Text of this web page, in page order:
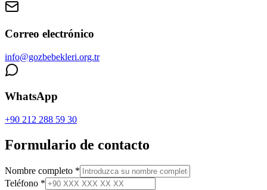
Correo electrónico
info@gozbebekleri.org.tr
WhatsApp
+90 212 288 59 30
Formulario de contacto
Nombre completo *
Teléfono *